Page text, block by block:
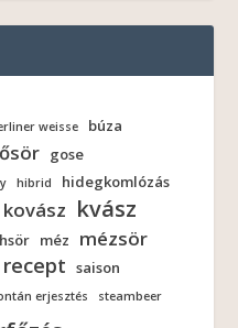
weisse búza
gose
hibrid hidegkomlózás
kovász kvász
méz mézsör
recept saison
erjesztés steambeer